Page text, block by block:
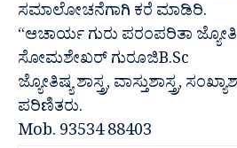
ಸಮಾಲೋಚನೆಗಾಗಿ ಕರೆ ಮಾಡಿರಿ.
“ಆಚಾರ್ಯ ಗುರು ಪರಂಪರಿತಾ
ಸೋಮಶೇಖರ್ ಗುರೂಜಿB.Sc
ಜ್ಯೋತಿಷ್ಯ ಶಾಸ್ತ್ರ, ವಾಸ್ತುಶಾಸ್ತ್ರ,
ಪರಿಣಿತರು.
Mob. 93534 88403